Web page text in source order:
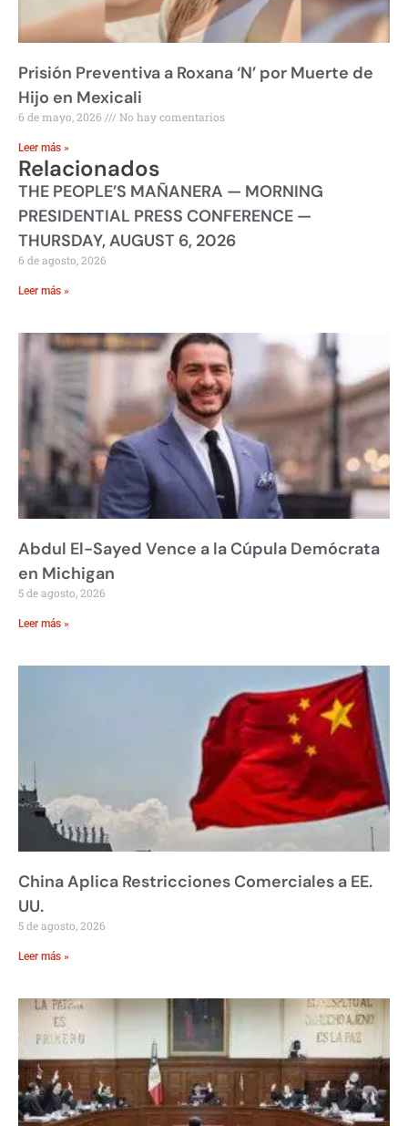
Prisión Preventiva a Roxana ‘N’ por Muerte de
Hijo en Mexicali
6 de mayo, 2026 No hay comentarios
Leer más »
Relacionados
THE PEOPLE’S MAÑANERA — MORNING
PRESIDENTIAL PRESS CONFERENCE —
THURSDAY, AUGUST 6, 2026
6 de agosto, 2026
Leer más »
Abdul El-Sayed Vence a la Cúpula Demócrata
en Michigan
5 de agosto, 2026
Leer más »
China Aplica Restricciones Comerciales a EE.
UU.
5 de agosto, 2026
Leer más »